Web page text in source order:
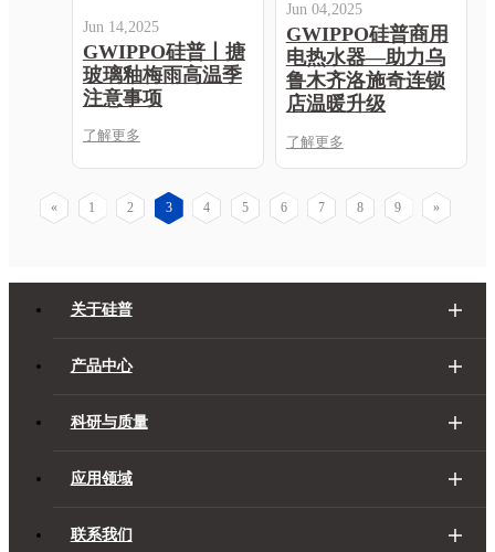
Jun 14,2025
GWIPPO硅普丨搪
玻璃釉梅雨高温季
注意事项
了解更多
Jun 04,2025
GWIPPO硅普商用
电热水器—助力乌
鲁木齐洛施奇连锁
店温暖升级
了解更多
« 1 2 3 4 5 6 7 8 9 »
关于硅普
产品中心
科研与质量
应用领域
联系我们